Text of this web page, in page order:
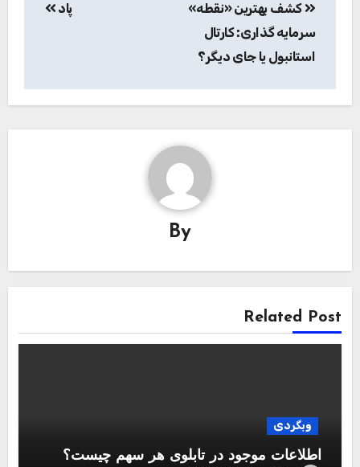
نوشته
کشف بهترین «نقطه»
سرمایه گذاری: کارتال
استانبول یا جای دیگر؟
پاد
By
Related Post
وبگردی
اطلاعات موجود در تابلوی هر سهم چیست؟